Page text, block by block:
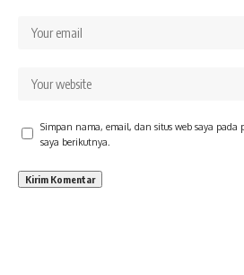
Simpan nama, email, dan situs web saya
saya berikutnya.